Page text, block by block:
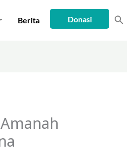
Berita Donasi